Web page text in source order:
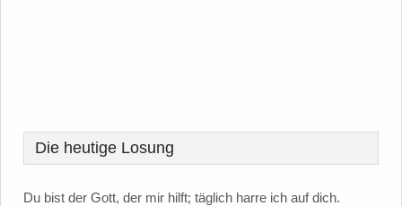
Die heutige Losung
Du bist der Gott, der mir hilft; täglich harre ich auf dich.